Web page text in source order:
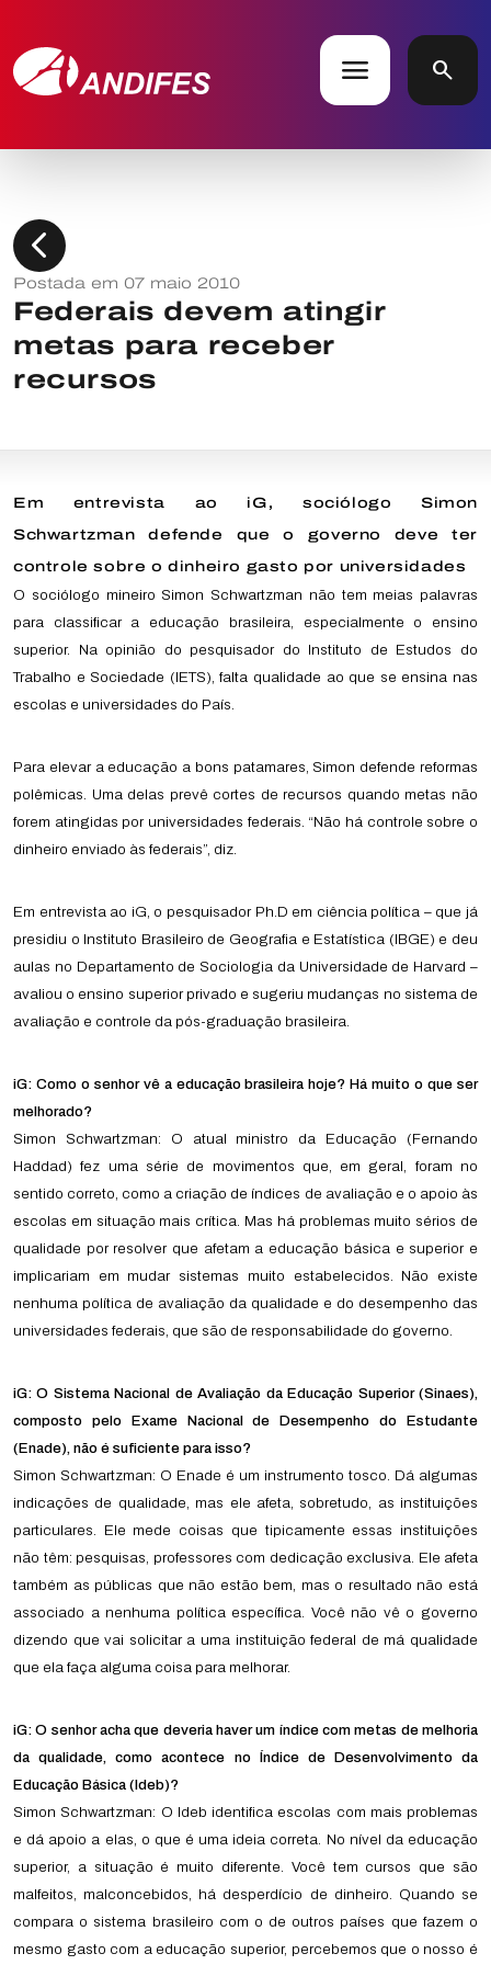
menu search
chevron_left
Postada em 07 maio 2010
Federais devem atingir
metas para receber
recursos
Em entrevista ao iG, sociólogo Simon
Schwartzman defende que o governo deve ter
controle sobre o dinheiro gasto por universidades
O sociólogo mineiro Simon Schwartzman não tem meias palavras
para classificar a educação brasileira, especialmente o ensino
superior. Na opinião do pesquisador do Instituto de Estudos do
Trabalho e Sociedade (IETS), falta qualidade ao que se ensina nas
escolas e universidades do País.
Para elevar a educação a bons patamares, Simon defende reformas
polêmicas. Uma delas prevê cortes de recursos quando metas não
forem atingidas por universidades federais. “Não há controle sobre o
dinheiro enviado às federais”, diz.
Em entrevista ao iG, o pesquisador Ph.D em ciência política – que já
presidiu o Instituto Brasileiro de Geografia e Estatística (IBGE) e deu
aulas no Departamento de Sociologia da Universidade de Harvard –
avaliou o ensino superior privado e sugeriu mudanças no sistema de
avaliação e controle da pós-graduação brasileira.
iG: Como o senhor vê a educação brasileira hoje? Há muito o que ser
melhorado?
Simon Schwartzman: O atual ministro da Educação (Fernando
Haddad) fez uma série de movimentos que, em geral, foram no
sentido correto, como a criação de índices de avaliação e o apoio às
escolas em situação mais crítica. Mas há problemas muito sérios de
qualidade por resolver que afetam a educação básica e superior e
implicariam em mudar sistemas muito estabelecidos. Não existe
nenhuma política de avaliação da qualidade e do desempenho das
universidades federais, que são de responsabilidade do governo.
iG: O Sistema Nacional de Avaliação da Educação Superior (Sinaes),
composto pelo Exame Nacional de Desempenho do Estudante
(Enade), não é suficiente para isso?
Simon Schwartzman: O Enade é um instrumento tosco. Dá algumas
indicações de qualidade, mas ele afeta, sobretudo, as instituições
particulares. Ele mede coisas que tipicamente essas instituições
não têm: pesquisas, professores com dedicação exclusiva. Ele afeta
também as públicas que não estão bem, mas o resultado não está
associado a nenhuma política específica. Você não vê o governo
dizendo que vai solicitar a uma instituição federal de má qualidade
que ela faça alguma coisa para melhorar.
iG: O senhor acha que deveria haver um índice com metas de melhoria
da qualidade, como acontece no Índice de Desenvolvimento da
Educação Básica (Ideb)?
Simon Schwartzman: O Ideb identifica escolas com mais problemas
e dá apoio a elas, o que é uma ideia correta. No nível da educação
superior, a situação é muito diferente. Você tem cursos que são
malfeitos, malconcebidos, há desperdício de dinheiro. Quando se
compara o sistema brasileiro com o de outros países que fazem o
mesmo gasto com a educação superior, percebemos que o nosso é